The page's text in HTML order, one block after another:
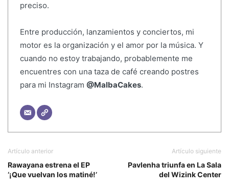
preciso.
Entre producción, lanzamientos y conciertos, mi
motor es la organización y el amor por la música. Y
cuando no estoy trabajando, probablemente me
encuentres con una taza de café creando postres
para mi Instagram @MalbaCakes.
Artículo anterior
Rawayana estrena el EP
‘¡Que vuelvan los matiné!’
Artículo siguiente
Pavlenha triunfa en La Sala
del Wizink Center